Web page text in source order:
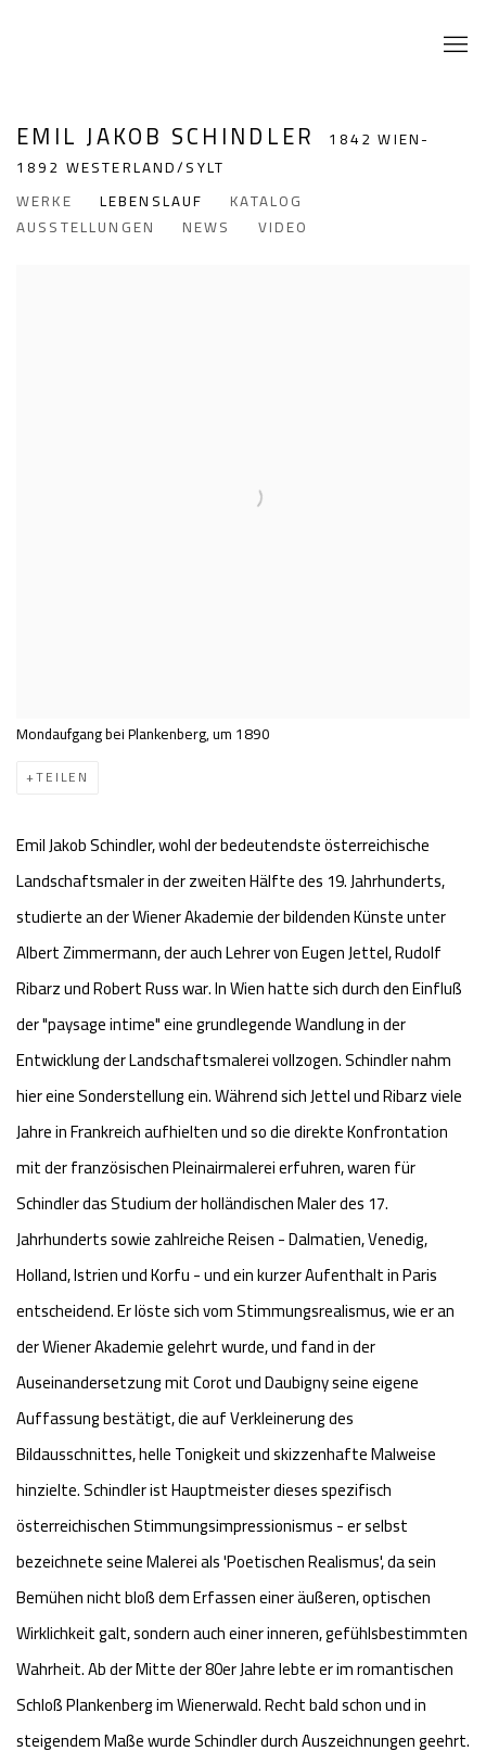
EMIL JAKOB SCHINDLER
1842 WIEN-
1892 WESTERLAND/SYLT
WERKE
LEBENSLAUF
KATALOG
AUSSTELLUNGEN
NEWS VIDEO
Mondaufgang bei Plankenberg, um 1890
TEILEN
Emil Jakob Schindler, wohl der bedeutendste österreichische
Landschaftsmaler in der zweiten Hälfte des 19. Jahrhunderts,
studierte an der Wiener Akademie der bildenden Künste unter
Albert Zimmermann, der auch Lehrer von Eugen Jettel, Rudolf
Ribarz und Robert Russ war. In Wien hatte sich durch den Einfluß
der "paysage intime" eine grundlegende Wandlung in der
Entwicklung der Landschaftsmalerei vollzogen. Schindler nahm
hier eine Sonderstellung ein. Während sich Jettel und Ribarz viele
Jahre in Frankreich aufhielten und so die direkte Konfrontation
mit der französischen Pleinairmalerei erfuhren, waren für
Schindler das Studium der holländischen Maler des 17.
Jahrhunderts sowie zahlreiche Reisen - Dalmatien, Venedig,
Holland, Istrien und Korfu - und ein kurzer Aufenthalt in Paris
entscheidend. Er löste sich vom Stimmungsrealismus, wie er an
der Wiener Akademie gelehrt wurde, und fand in der
Auseinandersetzung mit Corot und Daubigny seine eigene
Auffassung bestätigt, die auf Verkleinerung des
Bildausschnittes, helle Tonigkeit und skizzenhafte Malweise
hinzielte. Schindler ist Hauptmeister dieses spezifisch
österreichischen Stimmungsimpressionismus - er selbst
bezeichnete seine Malerei als 'Poetischen Realismus', da sein
Bemühen nicht bloß dem Erfassen einer äußeren, optischen
Wirklichkeit galt, sondern auch einer inneren, gefühlsbestimmten
Wahrheit. Ab der Mitte der 80er Jahre lebte er im romantischen
Schloß Plankenberg im Wienerwald. Recht bald schon und in
steigendem Maße wurde Schindler durch Auszeichnungen geehrt.